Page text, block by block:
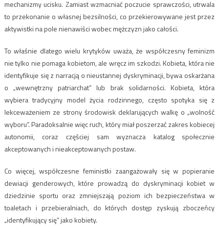
mechanizmy ucisku. Zamiast wzmacniać poczucie sprawczości, utrwala
to przekonanie o własnej bezsilności, co przekierowywane jest przez
aktywistki na pole nienawiści wobec mężczyzn jako całości.
To właśnie dlatego wielu krytyków uważa, że współczesny feminizm
nie tylko nie pomaga kobietom, ale wręcz im szkodzi. Kobieta, która nie
identyfikuje się z narracją o nieustannej dyskryminacji, bywa oskarżana
o „wewnętrzny patriarchat” lub brak solidarności. Kobieta, która
wybiera tradycyjny model życia rodzinnego, często spotyka się z
lekceważeniem ze strony środowisk deklarujących walkę o „wolność
wyboru”. Paradoksalnie więc ruch, który miał poszerzać zakres kobiecej
autonomii, coraz częściej sam wyznacza katalog społecznie
akceptowanych i nieakceptowanych postaw.
Co więcej, współczesne feministki zaangażowały się w popieranie
dewiacji genderowych, które prowadzą do dyskryminacji kobiet w
dziedzinie sportu oraz zmniejszają poziom ich bezpieczeństwa w
toaletach i przebieralniach, do których dostęp zyskują zboczeńcy
„identyfikujący się” jako kobiety.